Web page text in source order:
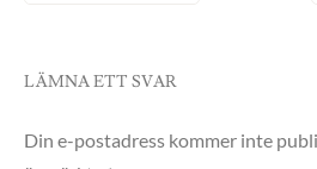
LÄMNA ETT SVAR
Din e-postadress kommer inte